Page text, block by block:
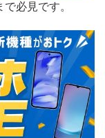
必見です。